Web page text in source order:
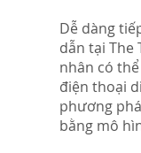
Dễ dàng
dẫn tại The
nhân có
điện thoại
phương
bằng mô